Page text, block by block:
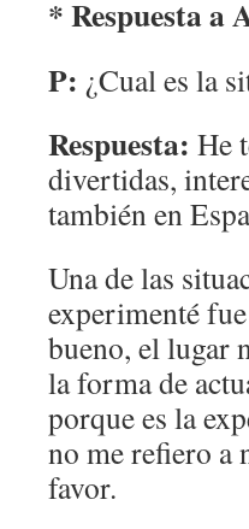
* Respuesta a
P: ¿Cual es la
Respuesta: He
divertidas,
también en
Una de las
experimenté
bueno, el lugar
la forma de
porque es la
no me refiero a
favor.